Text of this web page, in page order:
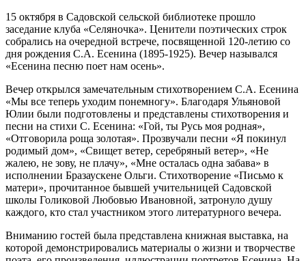
15 октября в Садовской сельской библиотеке прошло
заседание клуба «Селяночка». Ценители поэтических строк
собрались на очередной встрече, посвященной 120-летию со
дня рождения С.А. Есенина (1895-1925). Вечер назывался
«Есенина песню поет нам осень».
Вечер открылся замечательным стихотворением С.А. Есенина
«Мы все теперь уходим понемногу». Благодаря Ульяновой
Юлии были подготовлены и представлены стихотворения и
песни на стихи С. Есенина: «Гой, ты Русь моя родная»,
«Отговорила роща золотая». Прозвучали песни «Я покинул
родимый дом», «Свищет ветер, серебряный ветер», «Не
жалею, не зову, не плачу», «Мне осталась одна забава» в
исполнении Бразаускене Ольги. Стихотворение «Письмо к
матери», прочитанное бывшей учительницей Садовской
школы Голиковой Любовью Ивановной, затронуло душу
каждого, кто стал участником этого литературного вечера.
Вниманию гостей была представлена книжная выставка, на
которой демонстрировались материалы о жизни и творчестве